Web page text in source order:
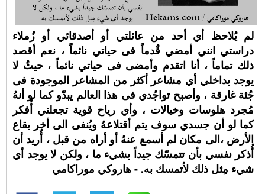
لم يُلاحظ أي أحد من عائلتي أو أصدقائي أو زُملاء
دراستي انني أمضي قٌدماً فى حياتي نائماً ، نعم أقصد
ذلك تماماً ، أنا اتقدم وأمضى فى حياتي نائماً ، حيثُ لا
يوجد بداخلي أي مشاعر أكثر من المشاعر الموجودة فى
جُثة غارقة ، وأصبح تواجُدي فى هذا العالم يبدّو كما لو أنهُ
مُجرد هلوسات وخيالات ، وأي رياح قوية تجعلني أُفكر
كما لو أن جسدي سوف يتم أقتلاعهُ ويُنفى الى أخر بقاع
الأرض ،الى مكان لم أسمع عنهُ أو أراه من قبل ، أٌريد أن
أُذكر نفسي بأن تتمسّك جيداً بشيء ما ، ولكن لا يوجد أي
شيء مِثل ذلك لأتمسك به. - هاروكي موراكامي